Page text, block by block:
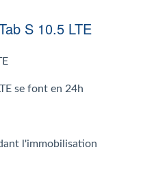
S 10.5 LTE
se font en 24h
l'immobilisation